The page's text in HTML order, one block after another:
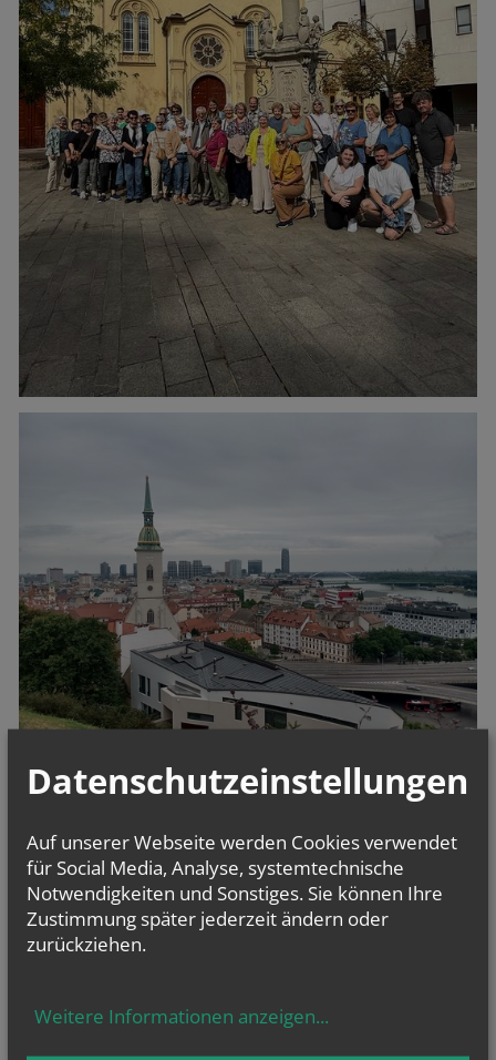
vorherige
NAMENSTAGE
Hl. Felicissimus und hl. Agapitus, Hl. Gezelinus (Gozelin), Hl.
Datenschutzeinstellungen
Auf unserer Webseite werden Cookies verwendet
für Social Media, Analyse, systemtechnische
Notwendigkeiten und Sonstiges. Sie können Ihre
Zustimmung später jederzeit ändern oder
zurückziehen.
Weitere Informationen anzeigen...